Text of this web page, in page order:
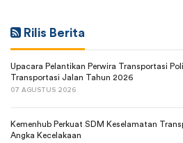
Rilis Berita
Upacara Pelantikan Perwira Transportasi
Transportasi Jalan Tahun 2026
07 AGUSTUS 2026
Kemenhub Perkuat SDM Keselamatan
Angka Kecelakaan